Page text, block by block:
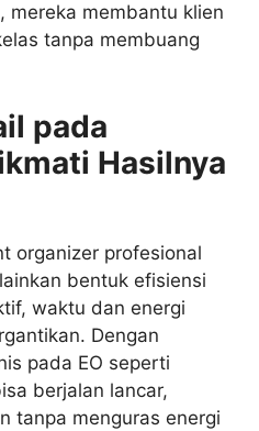
mereka membantu klien
tanpa membuang
pada
Hasilnya
organizer profesional
bentuk efisiensi
waktu dan energi
Dengan
pada EO seperti
berjalan lancar,
tanpa menguras energi